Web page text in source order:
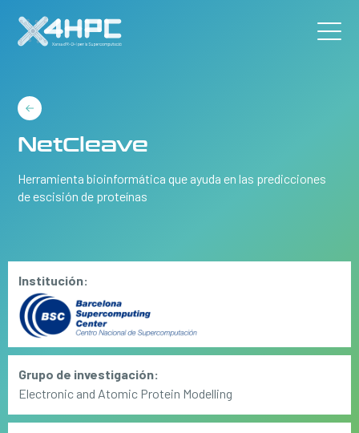
NetCleave
Herramienta bioinformática que ayuda en las predicciones
de escisión de proteínas
Institución:
Grupo de investigación:
Electronic and Atomic Protein Modelling